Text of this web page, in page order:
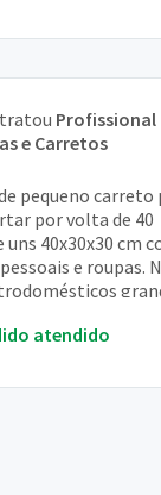
Profissional
e Carretos
pequeno carreto
por volta de 40
uns 40x30x30 cm
e roupas.
... atendido